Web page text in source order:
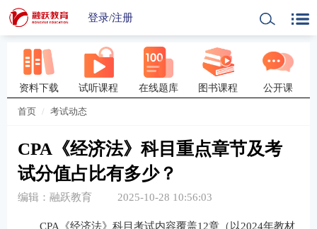
登录/注册
资料下载 试听课程 在线题库 图书课程 公开课
首页 考试动态
CPA《经济法》科目重点章节及考
试分值占比有多少？
编辑：融跃教育 2025-10-28 10:56:03
CPA《经济法》科目考试内容覆盖12章（以2024年教材